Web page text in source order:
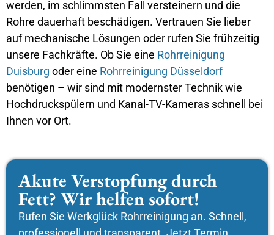
werden, im schlimmsten Fall versteinern und die
Rohre dauerhaft beschädigen. Vertrauen Sie lieber
auf mechanische Lösungen oder rufen Sie frühzeitig
unsere Fachkräfte. Ob Sie eine Rohrreinigung
Duisburg oder eine Rohrreinigung Düsseldorf
benötigen – wir sind mit modernster Technik wie
Hochdruckspülern und Kanal-TV-Kameras schnell bei
Ihnen vor Ort.
Akute Verstopfung durch
Fett? Wir helfen sofort!
Rufen Sie Werkglück Rohrreinigung an. Schnell,